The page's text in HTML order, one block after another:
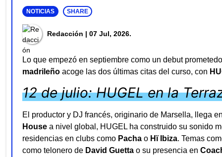
NOTICIAS SHARE
Redacción | 07 Jul, 2026.
Lo que empezó en septiembre como un debut
madrileño acoge las dos últimas citas del curso, con
12 de julio: HUGEL en la
El productor y DJ francés, originario de Marsella, llega
House a nivel global, HUGEL ha construido su sonido
residencias en clubs como Pacha o Hï Ibiza. Temas
como telonero de David Guetta o su presencia en